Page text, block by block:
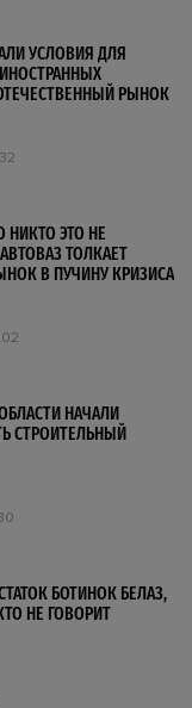
УСЛОВИЯ ДЛЯ
РЫНОК
НИКТО ЭТО НЕ
ТОЛКАЕТ
В ПУЧИНУ КРИЗИСА
НАЧАЛИ
СТРОИТЕЛЬНЫЙ
БОТИНОК БЕЛАЗ,
НЕ ГОВОРИТ